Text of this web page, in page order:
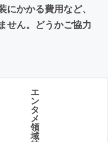
かかる費用など、
せん。どうかご協力
エ
ン
タ
メ
領
域